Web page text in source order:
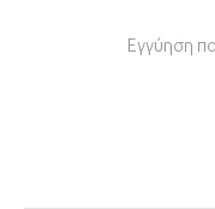
Εγγύηση